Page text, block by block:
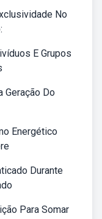
No
E Grupos
Geração Do
Energético
Durante
Para Somar